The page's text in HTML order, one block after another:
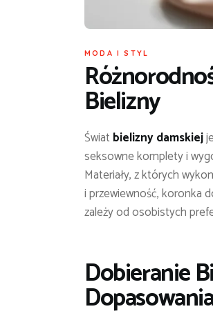
MODA I STYL
Bielizny
Światbielizny damskiej
seksowne komplety i
Materiały, z których
i przewiewność, koronka
zależy od osobistych
Dobieranie